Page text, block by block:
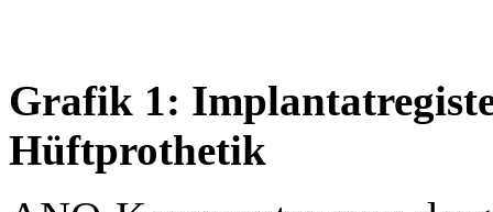
Grafik 1:
Hüftprothetik